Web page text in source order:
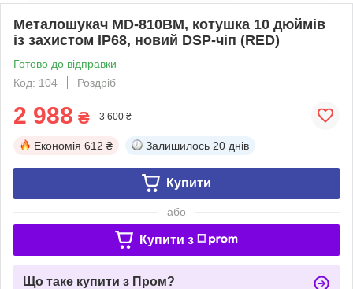
Металошукач MD-810BM, котушка 10 дюймів
із захистом IP68, новий DSP-чіп (RED)
Готово до відправки
Код: 104
Роздріб
2 988 ₴ 3 600 ₴
Економія 612 ₴ Залишилось 20 днів
Купити
або
Купити з
Що таке купити з Пром?